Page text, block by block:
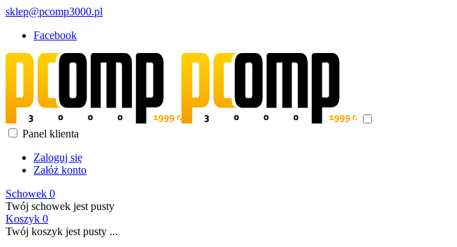
sklep@pcomp3000.pl
Facebook
Panel klienta
Zaloguj się
Załóż konto
Schowek 0
Twój schowek jest pusty
Koszyk 0
Twój koszyk jest pusty ...